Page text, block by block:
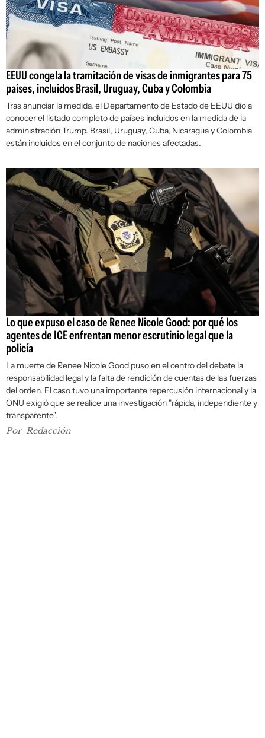
EEUU congela la tramitación de visas de inmigrantes para 75
países, incluidos Brasil, Uruguay, Cuba y Colombia
Tras anunciar la medida, el Departamento de Estado de EEUU dio a
conocer el listado completo de países incluidos en la medida de la
administración Trump. Brasil, Uruguay, Cuba, Nicaragua y Colombia
están incluidos en el conjunto de naciones afectadas.
Lo que expuso el caso de Renee Nicole Good: por qué los
agentes de ICE enfrentan menor escrutinio legal que la
policía
La muerte de Renee Nicole Good puso en el centro del debate la
responsabilidad legal y la falta de rendición de cuentas de las fuerzas
del orden. El caso tuvo una importante repercusión internacional y la
ONU exigió que se realice una investigación "rápida, independiente y
transparente".
Por Redacción